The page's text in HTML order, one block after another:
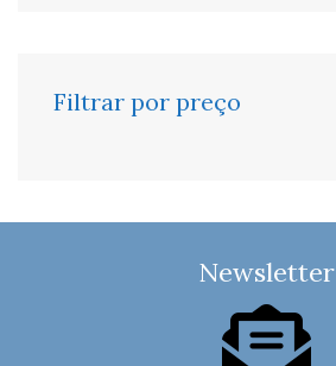
Filtrar por preço
Newsletter